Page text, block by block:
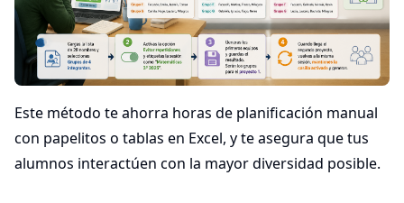
Este método te ahorra horas de planificación manual
con papelitos o tablas en Excel, y te asegura que tus
alumnos interactúen con la mayor diversidad posible.